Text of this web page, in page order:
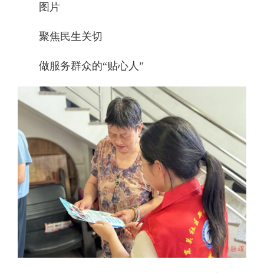
图片
聚焦民生关切
做服务群众的“贴心人”